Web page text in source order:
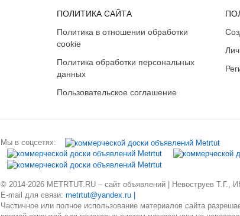
ПОЛИТИКА САЙТА
Политика в отношении обработки
cookie
Политика обработки персональных
данных
Пользовательское соглашение
Мы в соцсетях:
© 2014-2026 METRTUT.RU – сайт объявлений | Невоструев Т.Г.,
E-mail для связи: metrtut@yandex.ru |
Частичное или полное использование материалов сайта